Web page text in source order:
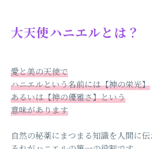
大天使ハニエルとは？
愛と美の天使で
ハニエルという名前には【神の栄光】
あるいは【神の優雅さ】という
意味があります
自然の秘薬にまつまる知識を人間に伝